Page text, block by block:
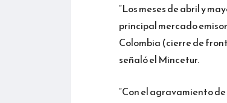
“Los meses de abril y
principal mercado
Colombia (cierre de
señaló el Mincetur.
“Con el agravamiento